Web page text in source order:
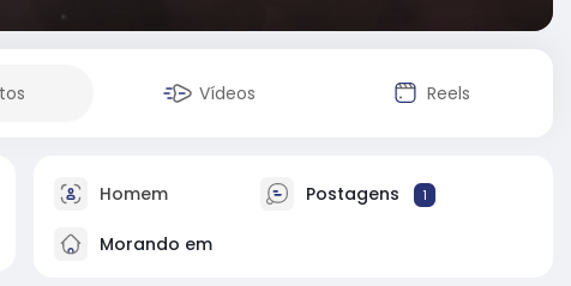
Vídeos Reels
Homem Postagens 1
Morando em